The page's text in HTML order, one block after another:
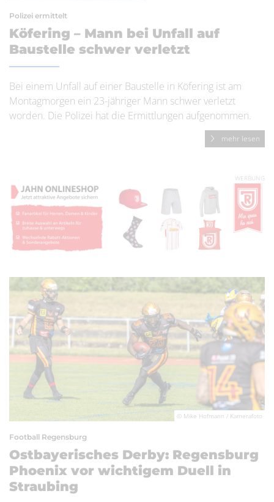
Polizei ermittelt
Köfering – Mann bei Unfall auf
Baustelle schwer verletzt
Bei einem Unfall auf einer Baustelle in Köfering ist am
Montagmorgen ein 23-jähriger Mann schwer verletzt
worden. Die Polizei hat die Ermittlungen aufgenommen.
mehr lesen
WERBUNG
© Mike Hofmann / Kamerafoto
Football Regensburg
Ostbayerisches Derby: Regensburg
Phoenix vor wichtigem Duell in
Straubing